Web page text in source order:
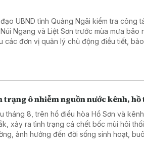
UBND tỉnh Quảng Ngãi kiểm tra công
Ngang và Liệt Sơn trước mùa mưa bão
các đơn vị quản lý chủ động điều tiết,
trạng ô nhiễm nguồn nước kênh,
tháng 8, trên hồ điều hòa Hồ Sơn và
xảy ra tình trạng cá chết bốc mùi hôi
ảnh hưởng đến đời sống sinh hoạt,